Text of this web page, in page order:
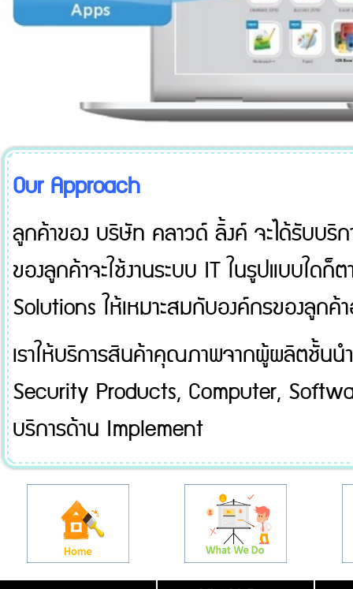
Our Approach
ลูกค้าของ บริษัท คลาวด์ ลิ้งค์ จะได้รับบริ
ของลูกค้าจะใช้งานระบบ IT ในรูปแบบใดก็
Solutions ให้เหมาะสมกับองค์กรของลูก
เราให้บริการสินค้าคุณภาพจากผู้ผลิตชั้นน
Security Products, Computer,
บริการด้าน Implement